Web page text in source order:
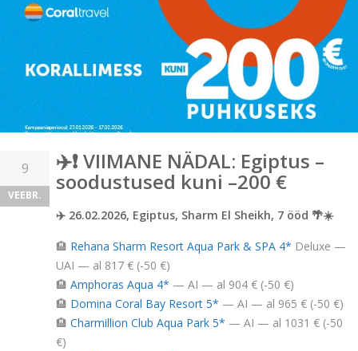
9
VEEBR.
✈️❗ VIIMANE NÄDAL: Egiptus –
soodustused kuni –200 €
✈️ 26.02.2026, Egiptus, Sharm El Sheikh, 7 ööd 🌴☀️
🏨 Rehana Sharm Resort Aqua Park & SPA 4* Deluxe —
UAI — al 817 € (-50 €)
🏨 Amphoras Aqua 4* — AI — al 904 € (-50 €)
🏨 Domina Coral Bay Resort 5* — AI — al 965 € (-50 €)
🏨 Charmillion Club Aqua Park 5* — AI — al 1031 € (-50
€)